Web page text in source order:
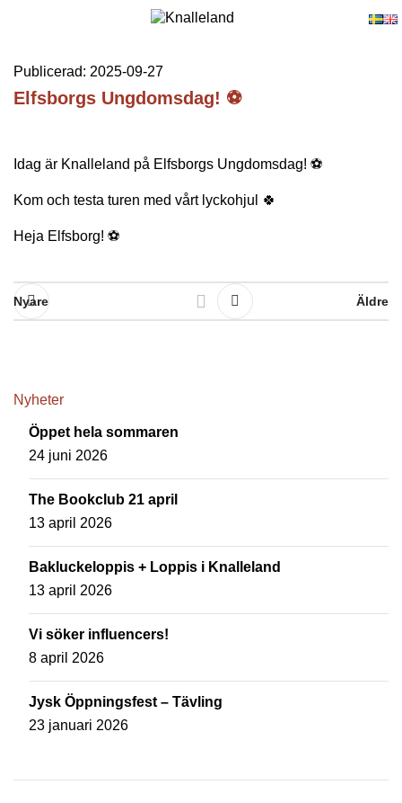
Publicerad: 2025-09-27
Elfsborgs Ungdomsdag! ⚽️
Idag är Knalleland på Elfsborgs Ungdomsdag! ⚽️
Kom och testa turen med vårt lyckohjul 🍀
Heja Elfsborg! ⚽️
Nyare Äldre
Nyheter
Öppet hela sommaren
24 juni 2026
The Bookclub 21 april
13 april 2026
Bakluckeloppis + Loppis i Knalleland
13 april 2026
Vi söker influencers!
8 april 2026
Jysk Öppningsfest – Tävling
23 januari 2026